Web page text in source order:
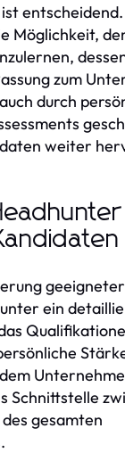
Möglichkeit,
zum
durch
weiter
ein
Schnittstelle
gesamten